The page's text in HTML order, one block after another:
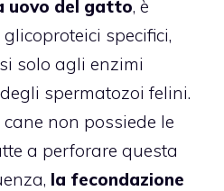
uovo del gatto, è
specifici,
solo agli enzimi
spermatozoi felini.
non possiede le
a perforare questa
la fecondazione